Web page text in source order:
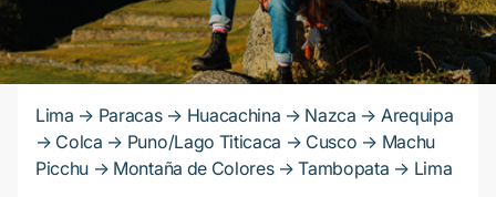
Lima → Paracas → Huacachina → Nazca → Arequipa
→ Colca → Puno/Lago Titicaca → Cusco → Machu
Picchu → Montaña de Colores → Tambopata → Lima